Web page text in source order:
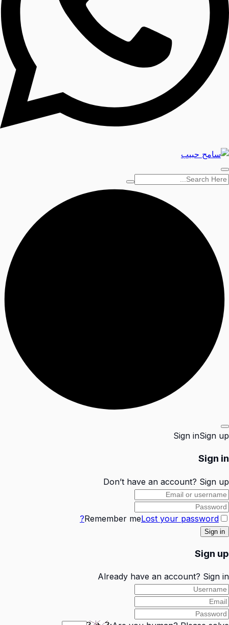
Sign inSign up
Sign in
Don’t have an account? Sign up
Remember meLost your password?
Sign up
Already have an account? Sign in